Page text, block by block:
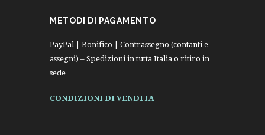
METODI DI PAGAMENTO
PayPal | Bonifico | Contrassegno (contanti e
assegni) – Spedizioni in tutta Italia o ritiro in
sede
CONDIZIONI DI VENDITA